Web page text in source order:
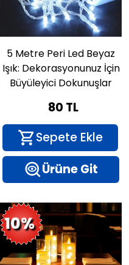
5 Metre Peri Led Beyaz
Işık: Dekorasyonunuz İçin
Büyüleyici Dokunuşlar
80 TL
Sepete Ekle
Ürüne Git
10%